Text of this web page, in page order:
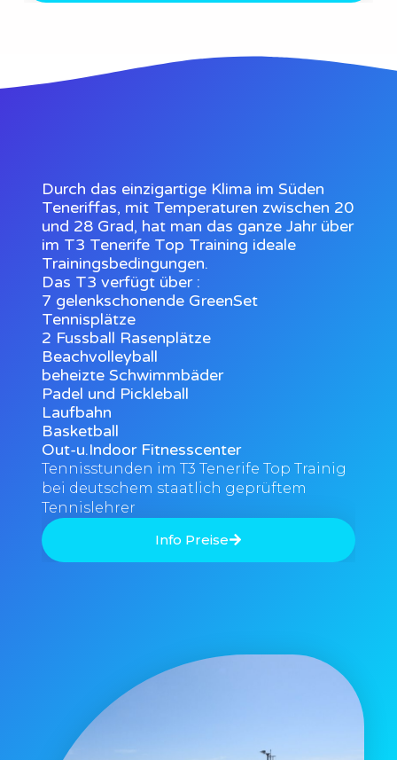
Durch das einzigartige Klima im Süden
Teneriffas, mit Temperaturen zwischen 20
und 28 Grad, hat man das ganze Jahr über
im T3 Tenerife Top Training ideale
Trainingsbedingungen.
Das T3 verfügt über :
7 gelenkschonende GreenSet
Tennisplätze
2 Fussball Rasenplätze
Beachvolleyball
beheizte Schwimmbäder
Padel und Pickleball
Laufbahn
Basketball
Out-u.Indoor Fitnesscenter
Tennisstunden im T3 Tenerife Top Trainig
bei deutschem staatlich geprüftem
Tennislehrer
Info Preise